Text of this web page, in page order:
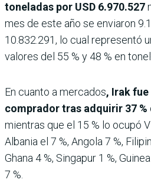
toneladas por USD 6.970.527
mes de este año se enviaron
10.832.291, lo cual representó
valores del 55 % y 48 % en
En cuanto a mercados, Irak fue
comprador tras adquirir 37
mientras que el 15 % lo ocupó
Albania el 7 %, Angola 7 %,
Ghana 4 %, Singapur 1 %,
7 %.